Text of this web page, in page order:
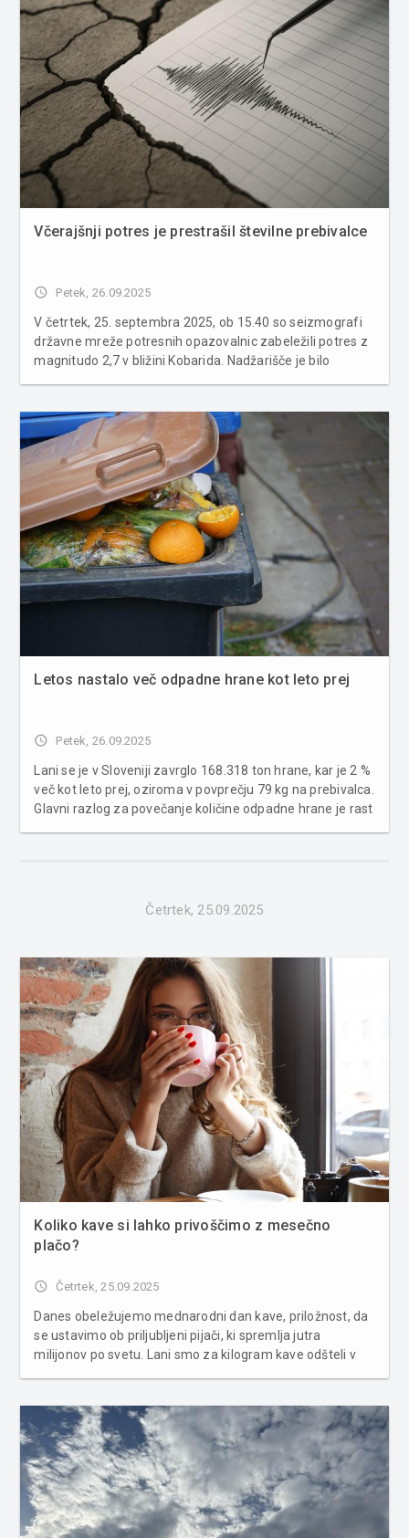
Včerajšnji potres je prestrašil številne prebivalce
access_time Petek, 26.09.2025
V četrtek, 25. septembra 2025, ob 15.40 so seizmografi
državne mreže potresnih opazovalnic zabeležili potres z
magnitudo 2,7 v bližini Kobarida. Nadžarišče je bilo
so potr...
Letos nastalo več odpadne hrane kot leto prej
access_time Petek, 26.09.2025
Lani se je v Sloveniji zavrglo 168.318 ton hrane, kar je 2 %
več kot leto prej, oziroma v povprečju 79 kg na prebivalca.
Glavni razlog za povečanje količine odpadne hrane je rast
Četrtek, 25.09.2025
Koliko kave si lahko privoščimo z mesečno
plačo?
access_time Četrtek, 25.09.2025
Danes obeležujemo mednarodni dan kave, priložnost, da
se ustavimo ob priljubljeni pijači, ki spremlja jutra
milijonov po svetu. Lani smo za kilogram kave odšteli v
posameznega kilogr...